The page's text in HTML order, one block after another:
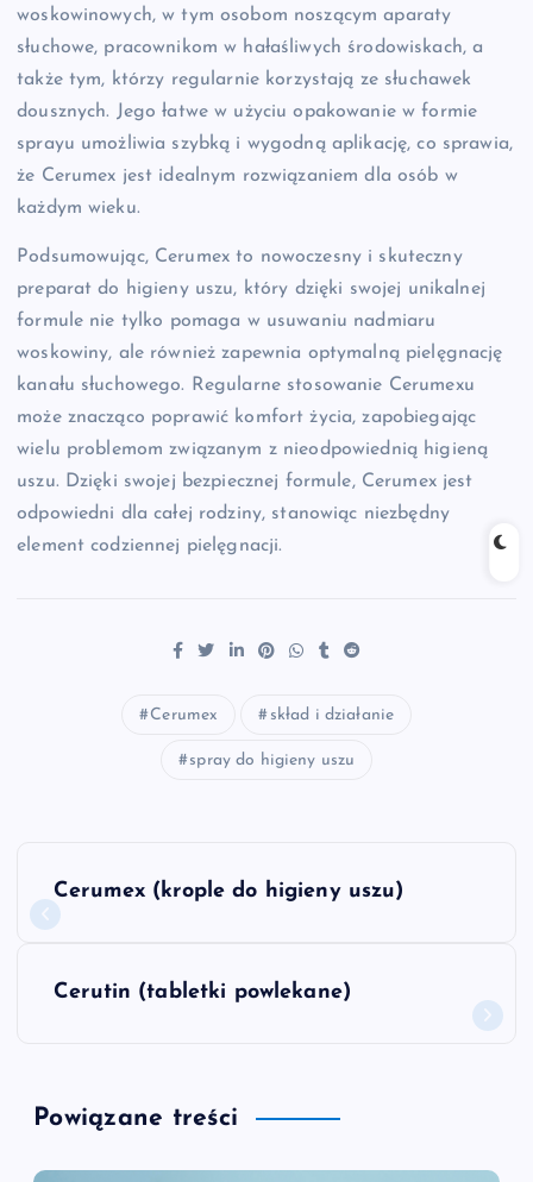
woskowinowych, w tym osobom noszącym aparaty
słuchowe, pracownikom w hałaśliwych środowiskach, a
także tym, którzy regularnie korzystają ze słuchawek
dousznych. Jego łatwe w użyciu opakowanie w formie
sprayu umożliwia szybką i wygodną aplikację, co sprawia,
że Cerumex jest idealnym rozwiązaniem dla osób w
każdym wieku.
Podsumowując, Cerumex to nowoczesny i skuteczny
preparat do higieny uszu, który dzięki swojej unikalnej
formule nie tylko pomaga w usuwaniu nadmiaru
woskowiny, ale również zapewnia optymalną pielęgnację
kanału słuchowego. Regularne stosowanie Cerumexu
może znacząco poprawić komfort życia, zapobiegając
wielu problemom związanym z nieodpowiednią higieną
uszu. Dzięki swojej bezpiecznej formule, Cerumex jest
odpowiedni dla całej rodziny, stanowiąc niezbędny
element codziennej pielęgnacji.
Cerumex skład i działanie
spray do higieny uszu
a
g
a
Cerumex (krople do higieny uszu)
Cerutin (tabletki powlekane)
Powiązane treści